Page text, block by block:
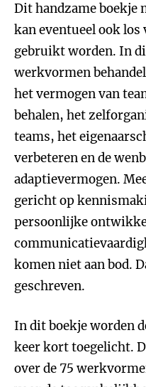
Dit handzame boekje
kan eventueel ook los
gebruikt worden. In
werkvormen
het vermogen van
behalen, het
teams, het
verbeteren en de
adaptievermogen.
gericht op
persoonlijke
komen niet aan bod.
geschreven.
In dit boekje worden
keer kort toegelicht.
over de 75